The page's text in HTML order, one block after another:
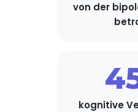
von der
kognitive